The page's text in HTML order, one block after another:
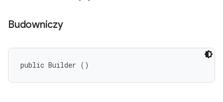
Budowniczy
public Builder ()